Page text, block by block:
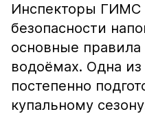
Инспекторы ГИМС
безопасности
основные правила
водоёмах. Одна
постепенно
купальному